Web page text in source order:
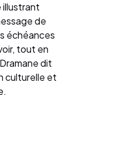
illustrant
de
échéances
tout en
dit
culturelle et